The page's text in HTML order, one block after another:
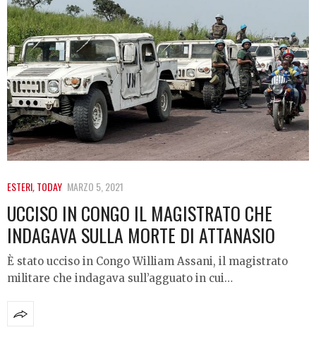
ESTERI,TODAY MARZO 5, 2021
UCCISO IN CONGO IL MAGISTRATO CHE
INDAGAVA SULLA MORTE DI ATTANASIO
È stato ucciso in Congo William Assani, il magistrato
militare che indagava sull’agguato in cui…